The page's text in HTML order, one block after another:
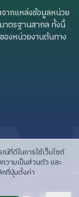
ากแหล่งข้อมูลหน่วย
าตรฐานสากล ทั้งนี้
งหน่วยงานต้นทาง
ที่ดีในการใช้เว็บไซต์
วามเป็นส่วนตัว และ
กที่ปุ่มตั้งค่า